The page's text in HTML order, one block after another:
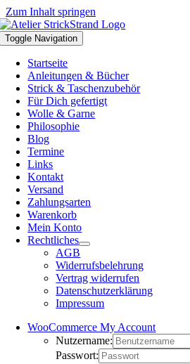
Zum Inhalt springen
Toggle Navigation
Startseite
Anleitungen & Bücher
Strick & Taschenzubehör
Für Dich gefertigt
Wolle & Garne
Philosophie
Blog
Termine
Links
Kontakt
Versand
Zahlungsarten
Warenkorb
Mein Konto
Rechtliches
AGB
Widerrufsbelehrung
Vertrag widerrufen
Datenschutzerklärung
Impressum
WooCommerce My Account
Nutzername:
Passwort: